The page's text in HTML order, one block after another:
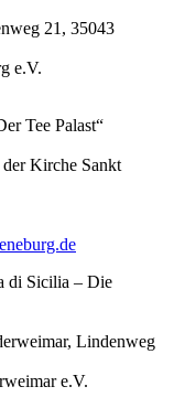
21, 35043
e.V.
Tee Palast“
Kirche Sankt
di Sicilia – Die
Lindenweg
e.V.